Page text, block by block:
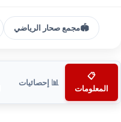
🏟️مجمع صحار الرياضي
📋
المعلومات
📊 إحصائيات